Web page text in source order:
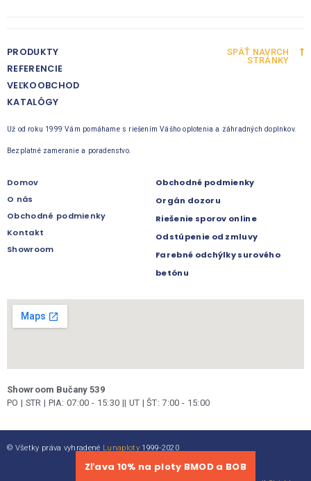
Zľava 10% na ploty BMOD a BOB
PRODUKTY
REFERENCIE
VEĽKOOBCHOD
KATALÓGY
SPÄŤ NAVRCH
STRÁNKY
Už od roku 1999 Vám pomáhame s riešením Vášho oplotenia a záhradných doplnkov.
Bezplatné zameranie a poradenstvo.
Domov
O nás
Obchodné podmienky
Kontakt
Showroom
Obchodné podmienky
Orgán dozoru
Riešenie sporov online
Odstúpenie od zmluvy
Farebné odchýlky surového
betónu
Showroom Bučany 539
PO | STR | PIA: 07:00 - 15:30 || UT | ŠT: 7:00 - 15:00
© Všetky práva vyhradené Lunaploty1999-2020